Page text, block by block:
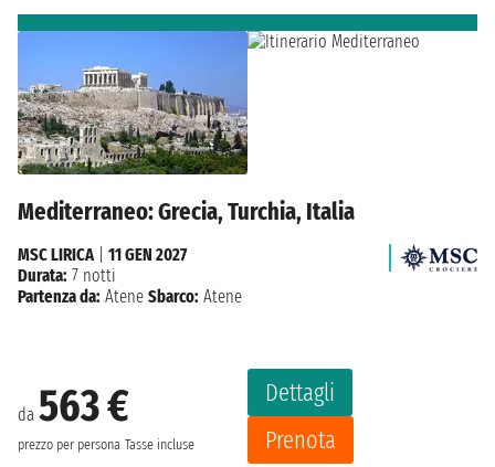
Mediterraneo: Grecia, Turchia, Italia
da 563 €
prezzo per persona Tasse incluse
Dettagli
Prenota
MSC LIRICA| 11 GEN 2027
Durata: 7 notti
Partenza da: Atene Sbarco: Atene